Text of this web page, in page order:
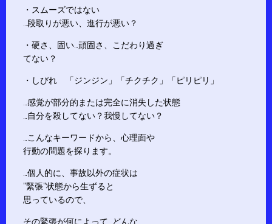
・スムーズではない
…段取りが悪い、進行が悪い？
・硬さ、固い…頑固さ、こだわり過ぎ
てない？
・しびれ 「ジンジン」「チクチク」「ピリピリ」
…感覚が部分的または完全に消失した状態
…自分を殺してない？我慢してない？
…こんなキーワードから、心理面や
行動の問題を探ります。
…個人的に、事故以外の症状は
”緊張”状態から生ずると
思っているので、
その緊張が何によって…どんな